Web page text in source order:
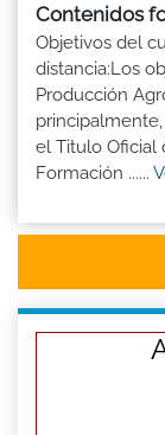
Contenidos
Objetivos del
distancia:Los
Producción
el Titulo Oficial
Formación ......